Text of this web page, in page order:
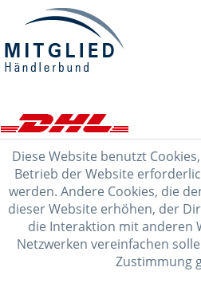
Diese Website benutzt
Betrieb der Website
werden. Andere Cookies, die
dieser Website erhöhen, der
die Interaktion mit anderen
Netzwerken vereinfachen
Zustimmung